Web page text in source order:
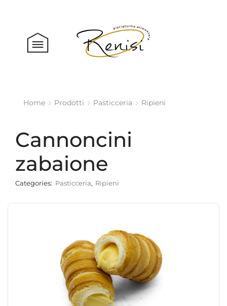
Home Prodotti Pasticceria Ripieni
Cannoncini
zabaione
Categories: Pasticceria, Ripieni